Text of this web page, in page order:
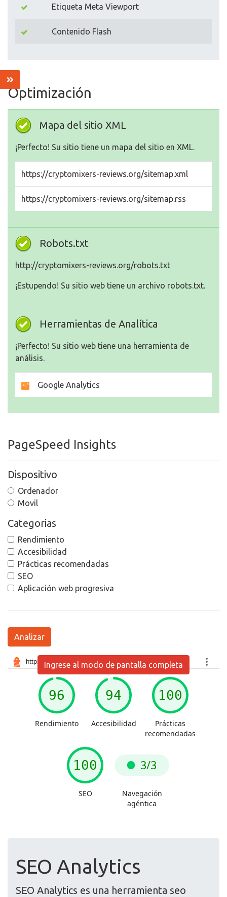
Etiqueta Meta Viewport
Contenido Flash
Optimización
Mapa del sitio XML
¡Perfecto! Su sitio tiene un mapa del sitio en XML.
https://cryptomixers-reviews.org/sitemap.xml
https://cryptomixers-reviews.org/sitemap.rss
Robots.txt
http://cryptomixers-reviews.org/robots.txt
¡Estupendo! Su sitio web tiene un archivo robots.txt.
Herramientas de Analítica
¡Perfecto! Su sitio web tiene una herramienta de
análisis.
Google Analytics
PageSpeed Insights
Dispositivo
Ordenador
Movil
Categorias
Rendimiento
Accesibilidad
Prácticas recomendadas
SEO
Aplicación web progresiva
Analizar
Ingrese al modo de pantalla completa
SEO Analytics
SEO Analytics es una herramienta seo